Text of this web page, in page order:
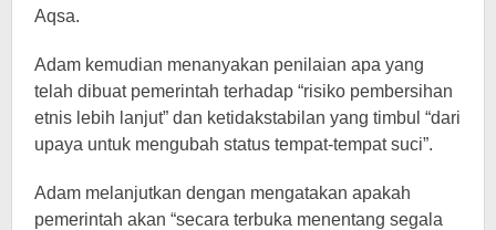
Aqsa.
Adam kemudian menanyakan penilaian apa yang
telah dibuat pemerintah terhadap “risiko pembersihan
etnis lebih lanjut” dan ketidakstabilan yang timbul “dari
upaya untuk mengubah status tempat-tempat suci”.
Adam melanjutkan dengan mengatakan apakah
pemerintah akan “secara terbuka menentang segala